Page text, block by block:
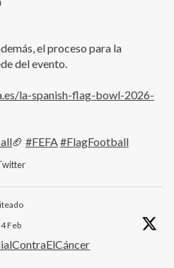
el proceso para la
del evento.
la-spanish-flag-bowl-2026-
🏈 #FEFA#FlagFootball
4 Feb